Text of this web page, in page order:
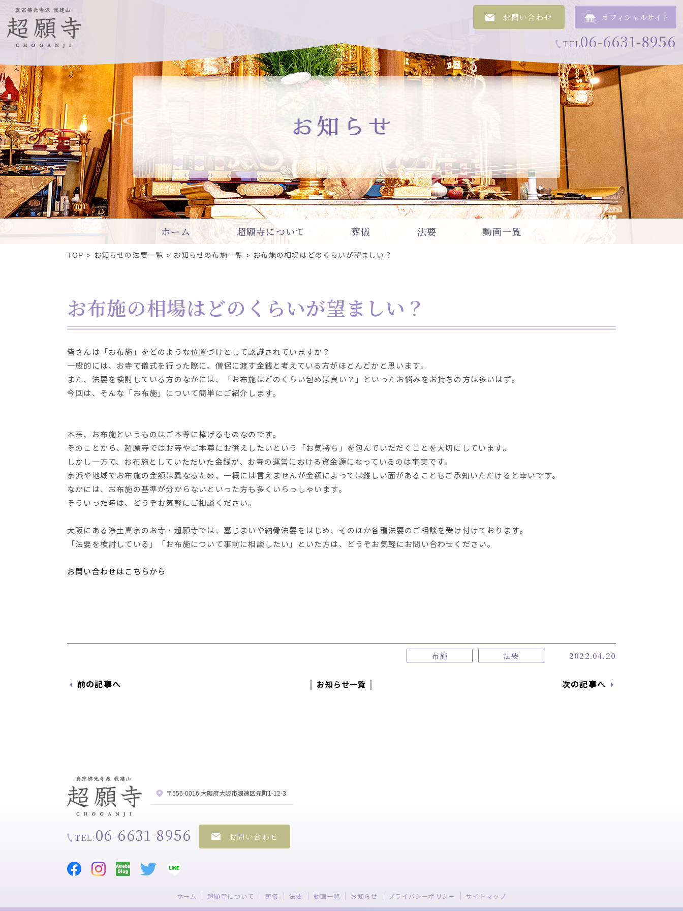
お問い合わせ オフィシャルサイト
TEL06-6631-8956
TOP お知らせの法要一覧 お知らせの布施一覧 お布施の相場はどのくらいが望ましい？
ホーム 超願寺について 葬儀 法要 動画一覧
お布施の相場はどのくらいが望ましい？
皆さんは「お布施」をどのような位置づけとして認識されていますか？
一般的には、お寺で儀式を行った際に、僧侶に渡す金銭と考えている方がほとんどかと思います。
また、法要を検討している方のなかには、「お布施はどのくらい包めば良い？」といったお悩みをお持ちの方は多いはず。
今回は、そんな「お布施」について簡単にご紹介します。
本来、お布施というものはご本尊に捧げるものなのです。
そのことから、超願寺ではお寺やご本尊にお供えしたいという「お気持ち」を包んでいただくことを大切にしています。
しかし一方で、お布施としていただいた金銭が、お寺の運営における資金源になっているのは事実です。
宗派や地域でお布施の金額は異なるため、一概には言えませんが金額によっては難しい面があることもご承知いただけると幸いです。
なかには、お布施の基準が分からないといった方も多くいらっしゃいます。
そういった時は、どうぞお気軽にご相談ください。
大阪にある浄土真宗のお寺・超願寺では、墓じまいや納骨法要をはじめ、そのほか各種法要のご相談を受け付けております。
「法要を検討している」「お布施について事前に相談したい」といた方は、どうぞお気軽にお問い合わせください。
お問い合わせはこちらから
布施 法要 2022.04.20
前の記事へ 次の記事へ
│ お知らせ一覧 │
〒556-0016 大阪府大阪市浪速区元町1-12-3
TEL:06-6631-8956 お問い合わせ
ホーム 超願寺について 葬儀 法要 動画一覧 お知らせ プライバシーポリシー サイトマップ